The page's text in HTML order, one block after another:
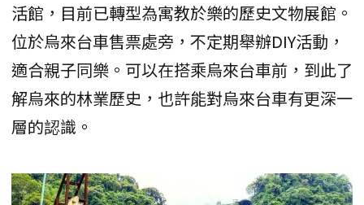
活館，目前已轉型為寓教於樂的歷史文物展館。
位於烏來台車售票處旁，不定期舉辦DIY活動，
適合親子同樂。可以在搭乘烏來台車前，到此了
解烏來的林業歷史，也許能對烏來台車有更深一
層的認識。